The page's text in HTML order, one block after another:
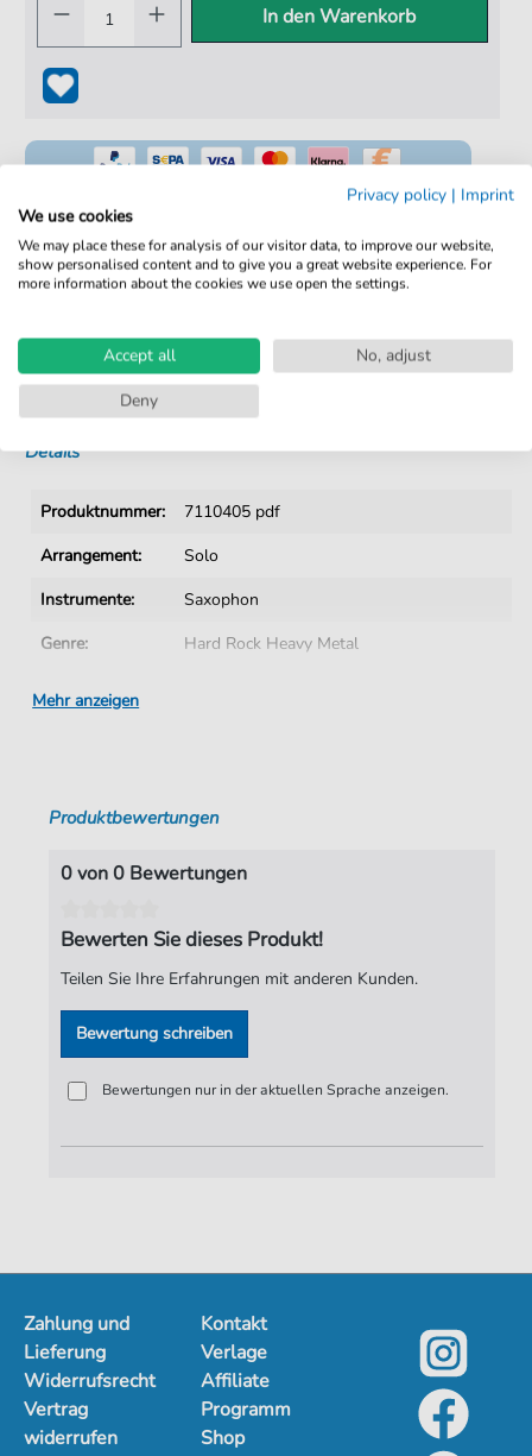
In den Warenkorb
100% Legal & Lizenziert
Kein Abo. Fairer Einzelkauf.
Sofortiger Download nach Kauf
Details
Produktnummer:
7110405 pdf
Arrangement:
Solo
Instrumente:
Saxophon
Genre:
Hard Rock Heavy Metal
Saxophon:
Tonart:
A-Moll
Künstler:
Deep Purple
Roger D. ,Lord,Jon
Seiten:
4
Spieldauer:
05:39
Verlag:
ND-Verlag
Mehr anzeigen
Produktbewertungen
0 von 0 Bewertungen
Bewerten Sie dieses Produkt!
Teilen Sie Ihre Erfahrungen mit anderen Kunden.
Bewertung schreiben
Bewertungen nur in der aktuellen Sprache anzeigen.
Zahlung und
Lieferung
Widerrufsrecht
Vertrag
widerrufen
Kontakt
Verlage
Affiliate
Programm
Shop
Privacy policy | Imprint
We use cookies
We may place these for analysis of our visitor data, to improve our website,
show personalised content and to give you a great website experience. For
more information about the cookies we use open the settings.
Accept all
No, adjust
Deny